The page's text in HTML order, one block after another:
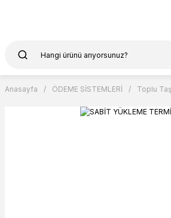
Anasayfa ÖDEME SİSTEMLERİ Toplu